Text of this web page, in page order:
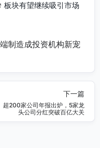
板块有望继续吸引市场
下一篇
超200家公司年报出炉，5家龙
头公司分红突破百亿大关